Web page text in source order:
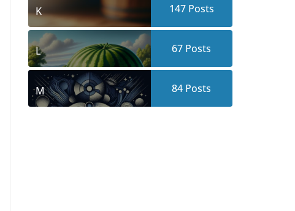
K 147Posts
L 67 Posts
M 84 Posts